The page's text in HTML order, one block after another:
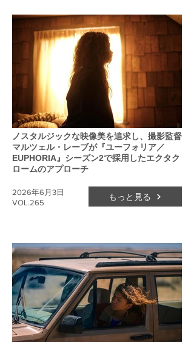
ノスタルジックな映像美を追求し、撮影監督
マルツェル・レーブが『ユーフォリア／
EUPHORIA』シーズン2で採用したエクタク
ロームのアプローチ
VOL.265
2026年6月3日 もっと見る